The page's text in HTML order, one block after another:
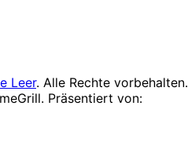
Leer. Alle Rechte vorbehalten.
Präsentiert von: